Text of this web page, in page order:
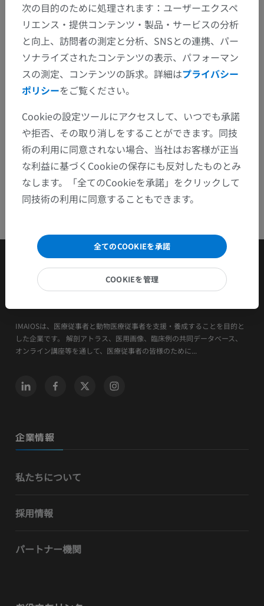
修正や翻訳、内容の改善の提案がありましたらどう
ぞお知らせください。
問題を報告
IMAIOSは、医療従事者と動物医療従事者を支援・養成することを目的と
した企業です。 解剖アトラス、医用画像、臨床例の共同データベース、
オンライン講座等を通して、医療従事者の皆様のために...
企業情報
私たちについて
採用情報
パートナー機関
次の目的のために処理されます：ユーザーエクスペ
リエンス・提供コンテンツ・製品・サービスの分析
と向上、訪問者の測定と分析、SNSとの連携、パー
ソナライズされたコンテンツの表示、パフォーマン
スの測定、コンテンツの訴求。詳細はプライバシー
ポリシーをご覧ください。
Cookieの設定ツールにアクセスして、いつでも承諾
や拒否、その取り消しをすることができます。同技
術の利用に同意されない場合、当社はお客様が正当
な利益に基づくCookieの保存にも反対したものとみ
なします。「全てのCookieを承諾」をクリックして
同技術の利用に同意することもできます。
全てのCOOKIEを承諾
COOKIEを管理